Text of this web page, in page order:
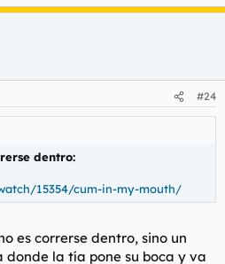
#24
dentro:
15354/cum-in-my-mouth/
es correrse dentro, sino un
la tía pone su boca y va